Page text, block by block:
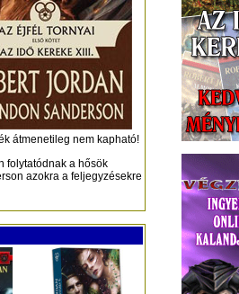
átmenetileg nem kapható!
folytatódnak a hősök
azokra a feljegyzésekre